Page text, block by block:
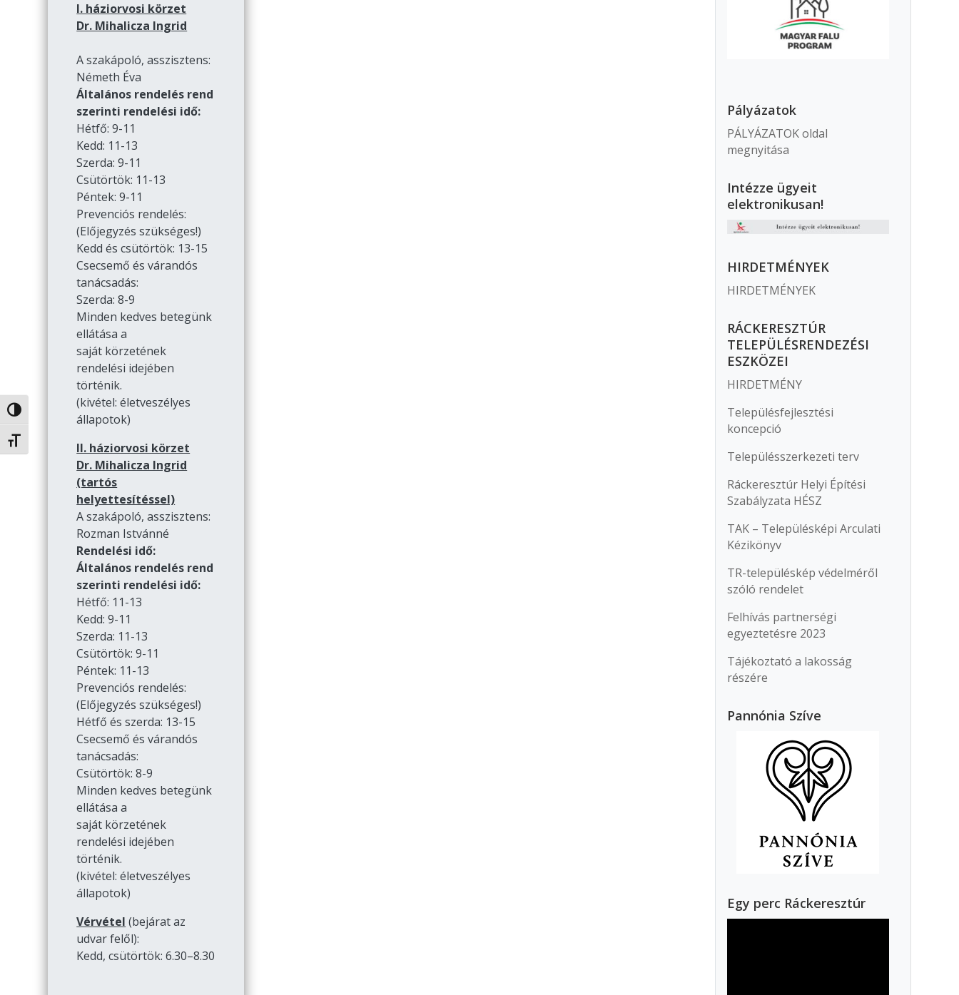
Nagy kontraszt váltása
Betűméret váltása
I. háziorvosi körzet
Dr. Mihalicza Ingrid
A szakápoló, asszisztens:
Németh Éva
Általános rendelés rend
szerinti rendelési idő:
Hétfő: 9-11
Kedd: 11-13
Szerda: 9-11
Csütörtök: 11-13
Péntek: 9-11
Prevenciós rendelés:
(Előjegyzés szükséges!)
Kedd és csütörtök: 13-15
Csecsemő és várandós
tanácsadás:
Szerda: 8-9
Minden kedves betegünk
ellátása a
saját körzetének
rendelési idejében
történik.
(kivétel: életveszélyes
állapotok)
II. háziorvosi körzet
Dr. Mihalicza Ingrid
(tartós
helyettesítéssel)
A szakápoló, asszisztens:
Rozman Istvánné
Rendelési idő:
Általános rendelés rend
szerinti rendelési idő:
Hétfő: 11-13
Kedd: 9-11
Szerda: 11-13
Csütörtök: 9-11
Péntek: 11-13
Prevenciós rendelés:
(Előjegyzés szükséges!)
Hétfő és szerda: 13-15
Csecsemő és várandós
tanácsadás:
Csütörtök: 8-9
Minden kedves betegünk
ellátása a
saját körzetének
rendelési idejében
történik.
(kivétel: életveszélyes
állapotok)
Vérvétel (bejárat az
udvar felől):
Kedd, csütörtök: 6.30–8.30
Pályázatok
PÁLYÁZATOK oldal
megnyitása
Intézze ügyeit
elektronikusan!
HIRDETMÉNYEK
HIRDETMÉNYEK
RÁCKERESZTÚR
TELEPÜLÉSRENDEZÉSI
ESZKÖZEI
HIRDETMÉNY
Településfejlesztési
koncepció
Településszerkezeti terv
Ráckeresztúr Helyi Építési
Szabályzata HÉSZ
TAK – Településképi Arculati
Kézikönyv
TR-településkép védelméről
szóló rendelet
Felhívás partnerségi
egyeztetésre 2023
Tájékoztató a lakosság
részére
Pannónia Szíve
Egy perc Ráckeresztúr